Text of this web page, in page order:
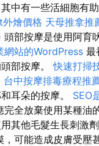
中有一些活細胞有
燴價格 天母推拿推
頭部按摩是使用阿育
網站的WordPress 最
頭部按摩。快速打掃
台中按摩排毒療程推
耳朵的按摩。 SEO
完全放棄使用某種油
其他毛髮生長刺激劑
，可能造成皮膚受壓